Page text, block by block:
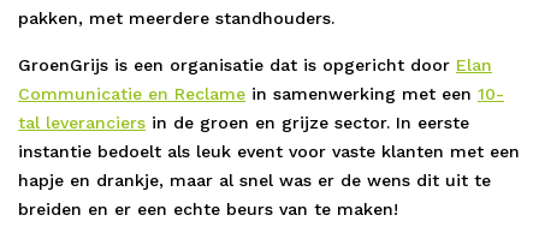
pakken, met meerdere standhouders.
GroenGrijs is een organisatie dat is opgericht door Elan
Communicatie en Reclame in samenwerking met een 10-
tal leveranciers in de groen en grijze sector. In eerste
instantie bedoelt als leuk event voor vaste klanten met een
hapje en drankje, maar al snel was er de wens dit uit te
breiden en er een echte beurs van te maken!